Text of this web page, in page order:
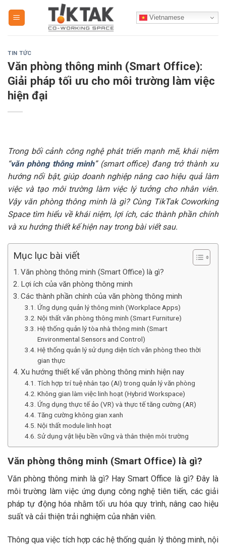
Vietnamese
TIN TỨC
Văn phòng thông minh (Smart Office):
Giải pháp tối ưu cho môi trường làm việc
hiện đại
Trong bối cảnh công nghệ phát triển mạnh mẽ, khái niệm
“văn phòng thông minh” (smart office) đang trở thành xu
hướng nổi bật, giúp doanh nghiệp nâng cao hiệu quả làm
việc và tạo môi trường làm việc lý tưởng cho nhân viên.
Vậy văn phòng thông minh là gì? Cùng TikTak Coworking
Space tìm hiểu về khái niệm, lợi ích, các thành phần chính
và xu hướng thiết kế hiện nay trong bài viết sau.
Mục lục bài viết
Văn phòng thông minh (Smart Office) là gì?
Lợi ích của văn phòng thông minh
Các thành phần chính của văn phòng thông minh
Ứng dụng quản lý thông minh (Workplace Apps)
Nội thất văn phòng thông minh (Smart Furniture)
Hệ thống quản lý tòa nhà thông minh (Smart
Environmental Sensors and Control)
Hệ thống quản lý sử dụng diện tích văn phòng theo thời
gian thực
Xu hướng thiết kế văn phòng thông minh hiện nay
Tích hợp trí tuệ nhân tạo (AI) trong quản lý văn phòng
Không gian làm việc linh hoạt (Hybrid Workspace)
Ứng dụng thực tế ảo (VR) và thực tế tăng cường (AR)
Tăng cường không gian xanh
Nội thất module linh hoạt
Sử dụng vật liệu bền vững và thân thiện môi trường
Văn phòng thông minh (Smart Office) là gì?
Văn phòng thông minh là gì? Hay Smart Office là gì? Đây là
môi trường làm việc ứng dụng công nghệ tiên tiến, các giải
pháp tự động hóa nhằm tối ưu hóa quy trình, nâng cao hiệu
suất và cải thiện trải nghiệm của nhân viên.
Thông qua việc tích hợp các hệ thống quản lý thông minh, nội